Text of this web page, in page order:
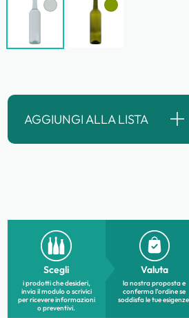
AGGIUNGI ALLA LISTA
Scegli
i prodotti che desideri,
invia il modulo o scrivici
per ricevere informazioni
o preventivi.
Valuta
la nostra proposta e
conferma l’ordine se
soddisfa le tue